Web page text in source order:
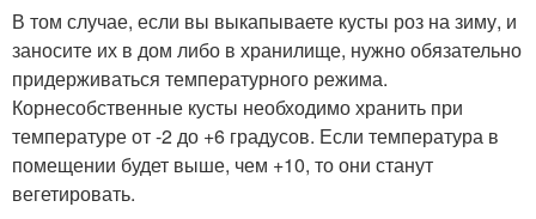
В том случае, если вы выкапываете кусты роз на зиму, и
заносите их в дом либо в хранилище, нужно обязательно
придерживаться температурного режима.
Корнесобственные кусты необходимо хранить при
температуре от -2 до +6 градусов. Если температура в
помещении будет выше, чем +10, то они станут
вегетировать.